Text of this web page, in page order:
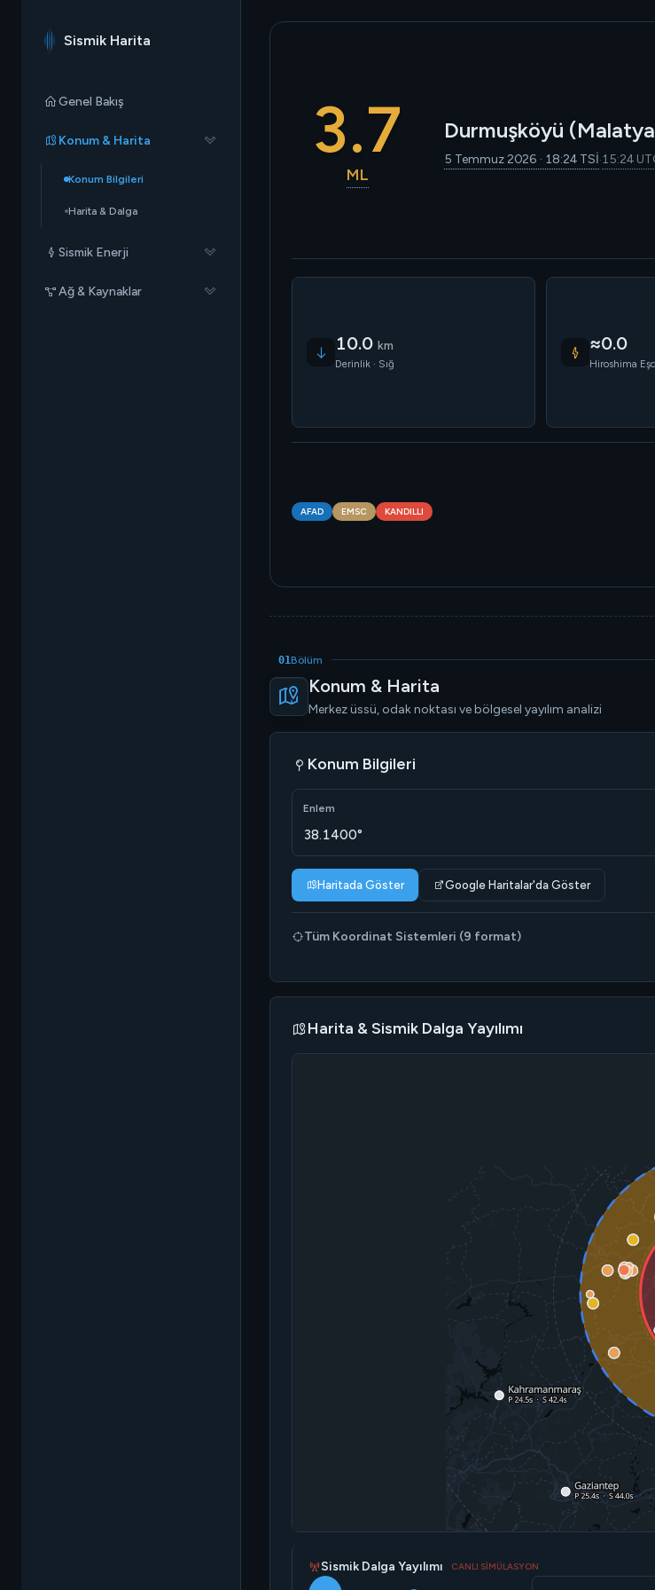
Sismik Harita
Genel Bakış
Konum & Harita
Konum Bilgileri
Harita & Dalga
Sismik Enerji
Ağ & Kaynaklar
3.7
ML
Durmuşköyü
5 Temmuz 2026 · 18:24 TSİ·15:24
10.0 km
Derinlik · Sığ
≈0.0
Hiroshima
AFAD EMSC KANDILLI
01Bölüm
Konum & Harita
Merkez üssü, odak noktası ve bölgesel yayılım analizi
Konum Bilgileri
Enlem
38.1400°
Haritada Göster Google Haritalar'da Göster
Tüm Koordinat Sistemleri (9 format)
Harita & Sismik Dalga Yayılımı
Sismik Dalga Yayılımı CANLI SİMÜLASYON